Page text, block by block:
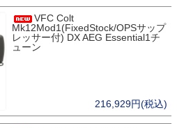
VFC Colt
Mk12Mod1(FixedStock/OPSサップ
レッサー付) DX AEG Essential1チ
ューン
216,929円(税込)